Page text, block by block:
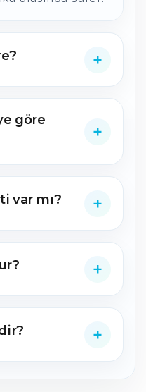
göre
var mı?